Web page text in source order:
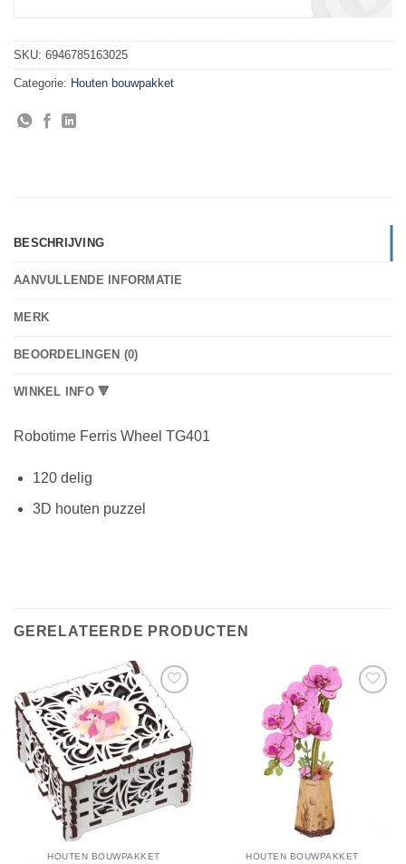
SKU: 6946785163025
Categorie: Houten bouwpakket
BESCHRIJVING
AANVULLENDE INFORMATIE
MERK
BEOORDELINGEN (0)
WINKEL INFO 🔻
Robotime Ferris Wheel TG401
120 delig
3D houten puzzel
GERELATEERDE PRODUCTEN
HOUTEN BOUWPAKKET HOUTEN BOUWPAKKET